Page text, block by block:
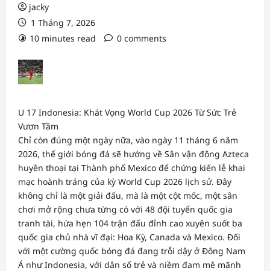
jacky
1 Tháng 7, 2026
10 minutes read
0 comments
U 17 Indonesia: Khát Vọng World Cup 2026 Từ Sức Trẻ
Vươn Tầm
Chỉ còn đúng một ngày nữa, vào ngày 11 tháng 6 năm
2026, thế giới bóng đá sẽ hướng về Sân vận động Azteca
huyền thoại tại Thành phố Mexico để chứng kiến lễ khai
mạc hoành tráng của kỳ World Cup 2026 lịch sử. Đây
không chỉ là một giải đấu, mà là một cột mốc, một sân
chơi mở rộng chưa từng có với 48 đội tuyển quốc gia
tranh tài, hứa hẹn 104 trận đấu đỉnh cao xuyên suốt ba
quốc gia chủ nhà vĩ đại: Hoa Kỳ, Canada và Mexico. Đối
với một cường quốc bóng đá đang trỗi dậy ở Đông Nam
Á như Indonesia, với dân số trẻ và niềm đam mê mãnh